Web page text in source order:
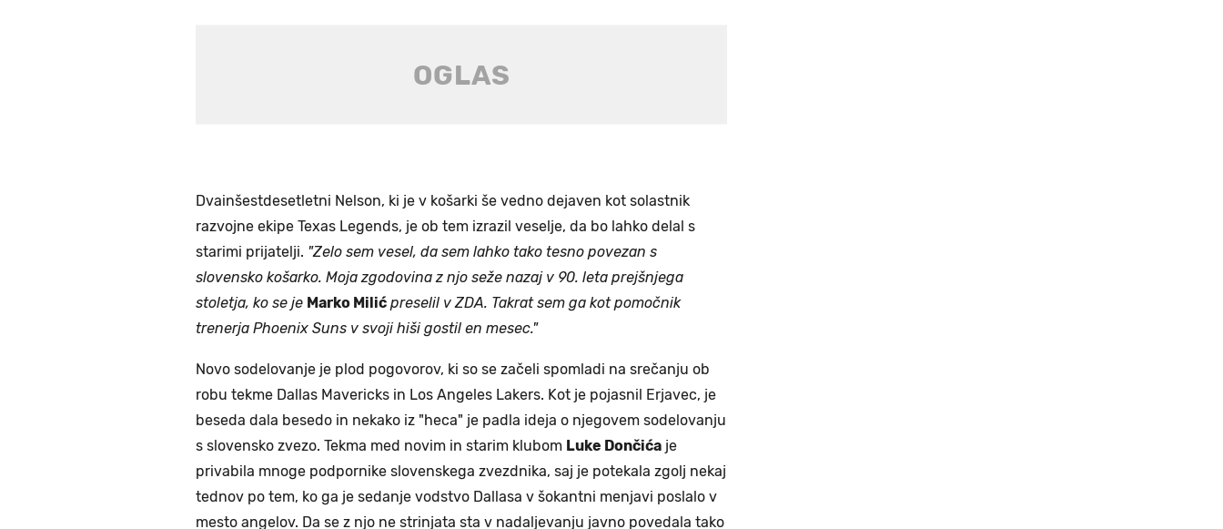
Dvainšestdesetletni Nelson, ki je v košarki še vedno dejaven kot solastnik
razvojne ekipe Texas Legends, je ob tem izrazil veselje, da bo lahko delal s
starimi prijatelji. "Zelo sem vesel, da sem lahko tako tesno povezan s
slovensko košarko. Moja zgodovina z njo seže nazaj v 90. leta prejšnjega
stoletja, ko se je Marko Milić preselil v ZDA. Takrat sem ga kot pomočnik
trenerja Phoenix Suns v svoji hiši gostil en mesec."
Novo sodelovanje je plod pogovorov, ki so se začeli spomladi na srečanju ob
robu tekme Dallas Mavericks in Los Angeles Lakers. Kot je pojasnil Erjavec, je
beseda dala besedo in nekako iz "heca" je padla ideja o njegovem sodelovanju
s slovensko zvezo. Tekma med novim in starim klubom Luke Dončića je
privabila mnoge podpornike slovenskega zvezdnika, saj je potekala zgolj nekaj
tednov po tem, ko ga je sedanje vodstvo Dallasa v šokantni menjavi poslalo v
mesto angelov. Da se z njo ne strinjata sta v nadaljevanju javno povedala tako